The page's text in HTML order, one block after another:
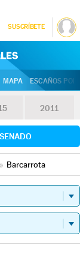
SUSCRÍBETE
MAPA ESCAÑOS
2011
SENADO
» Barcarrota